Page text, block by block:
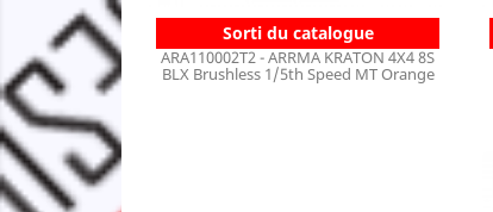
Sorti du catalogue
ARA110002T2 - ARRMA KRATON 4X4 8S
BLX Brushless 1/5th Speed MT Orange